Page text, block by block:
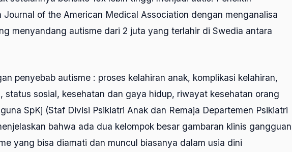
Journal of the American Medical Association dengan menganalisa
menyandang autisme dari 2 juta yang terlahir di Swedia antara
penyebab autisme : proses kelahiran anak, komplikasi kelahiran,
status sosial, kesehatan dan gaya hidup, riwayat kesehatan orang
SpKj (Staf Divisi Psikiatri Anak dan Remaja Departemen Psikiatri
bahwa ada dua kelompok besar gambaran klinis gangguan
yang bisa diamati dan muncul biasanya dalam usia dini